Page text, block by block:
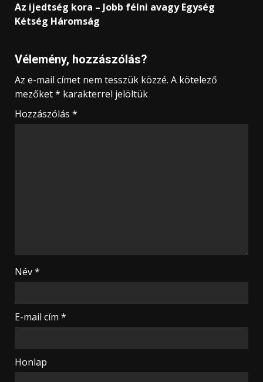
Az ijedtség kora – Jobb félni avagy Egység
Kétség Háromság
Vélemény, hozzászólás?
Az e-mail címet nem tesszük közzé. A kötelező
mezőket* karakterrel jelöltük
Hozzászólás *
Név*
E-mail cím *
Honlap